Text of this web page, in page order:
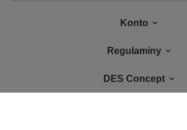
Konto
Regulaminy
DES Concept